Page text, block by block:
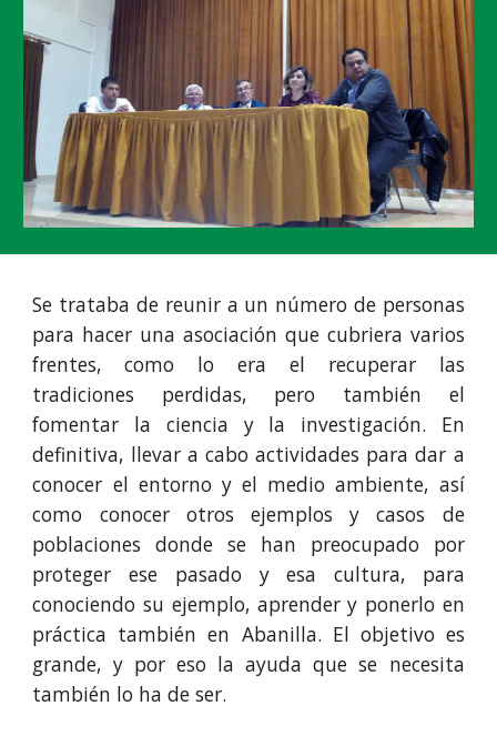
Se trataba de reunir a un número de personas
para hacer una asociación que cubriera varios
frentes, como lo era el recuperar las
tradiciones perdidas, pero también el
fomentar la ciencia y la investigación. En
definitiva, llevar a cabo actividades para dar a
conocer el entorno y el medio ambiente, así
como conocer otros ejemplos y casos de
poblaciones donde se han preocupado por
proteger ese pasado y esa cultura, para
conociendo su ejemplo, aprender y ponerlo en
práctica también en Abanilla. El objetivo es
grande, y por eso la ayuda que se necesita
también lo ha de ser.